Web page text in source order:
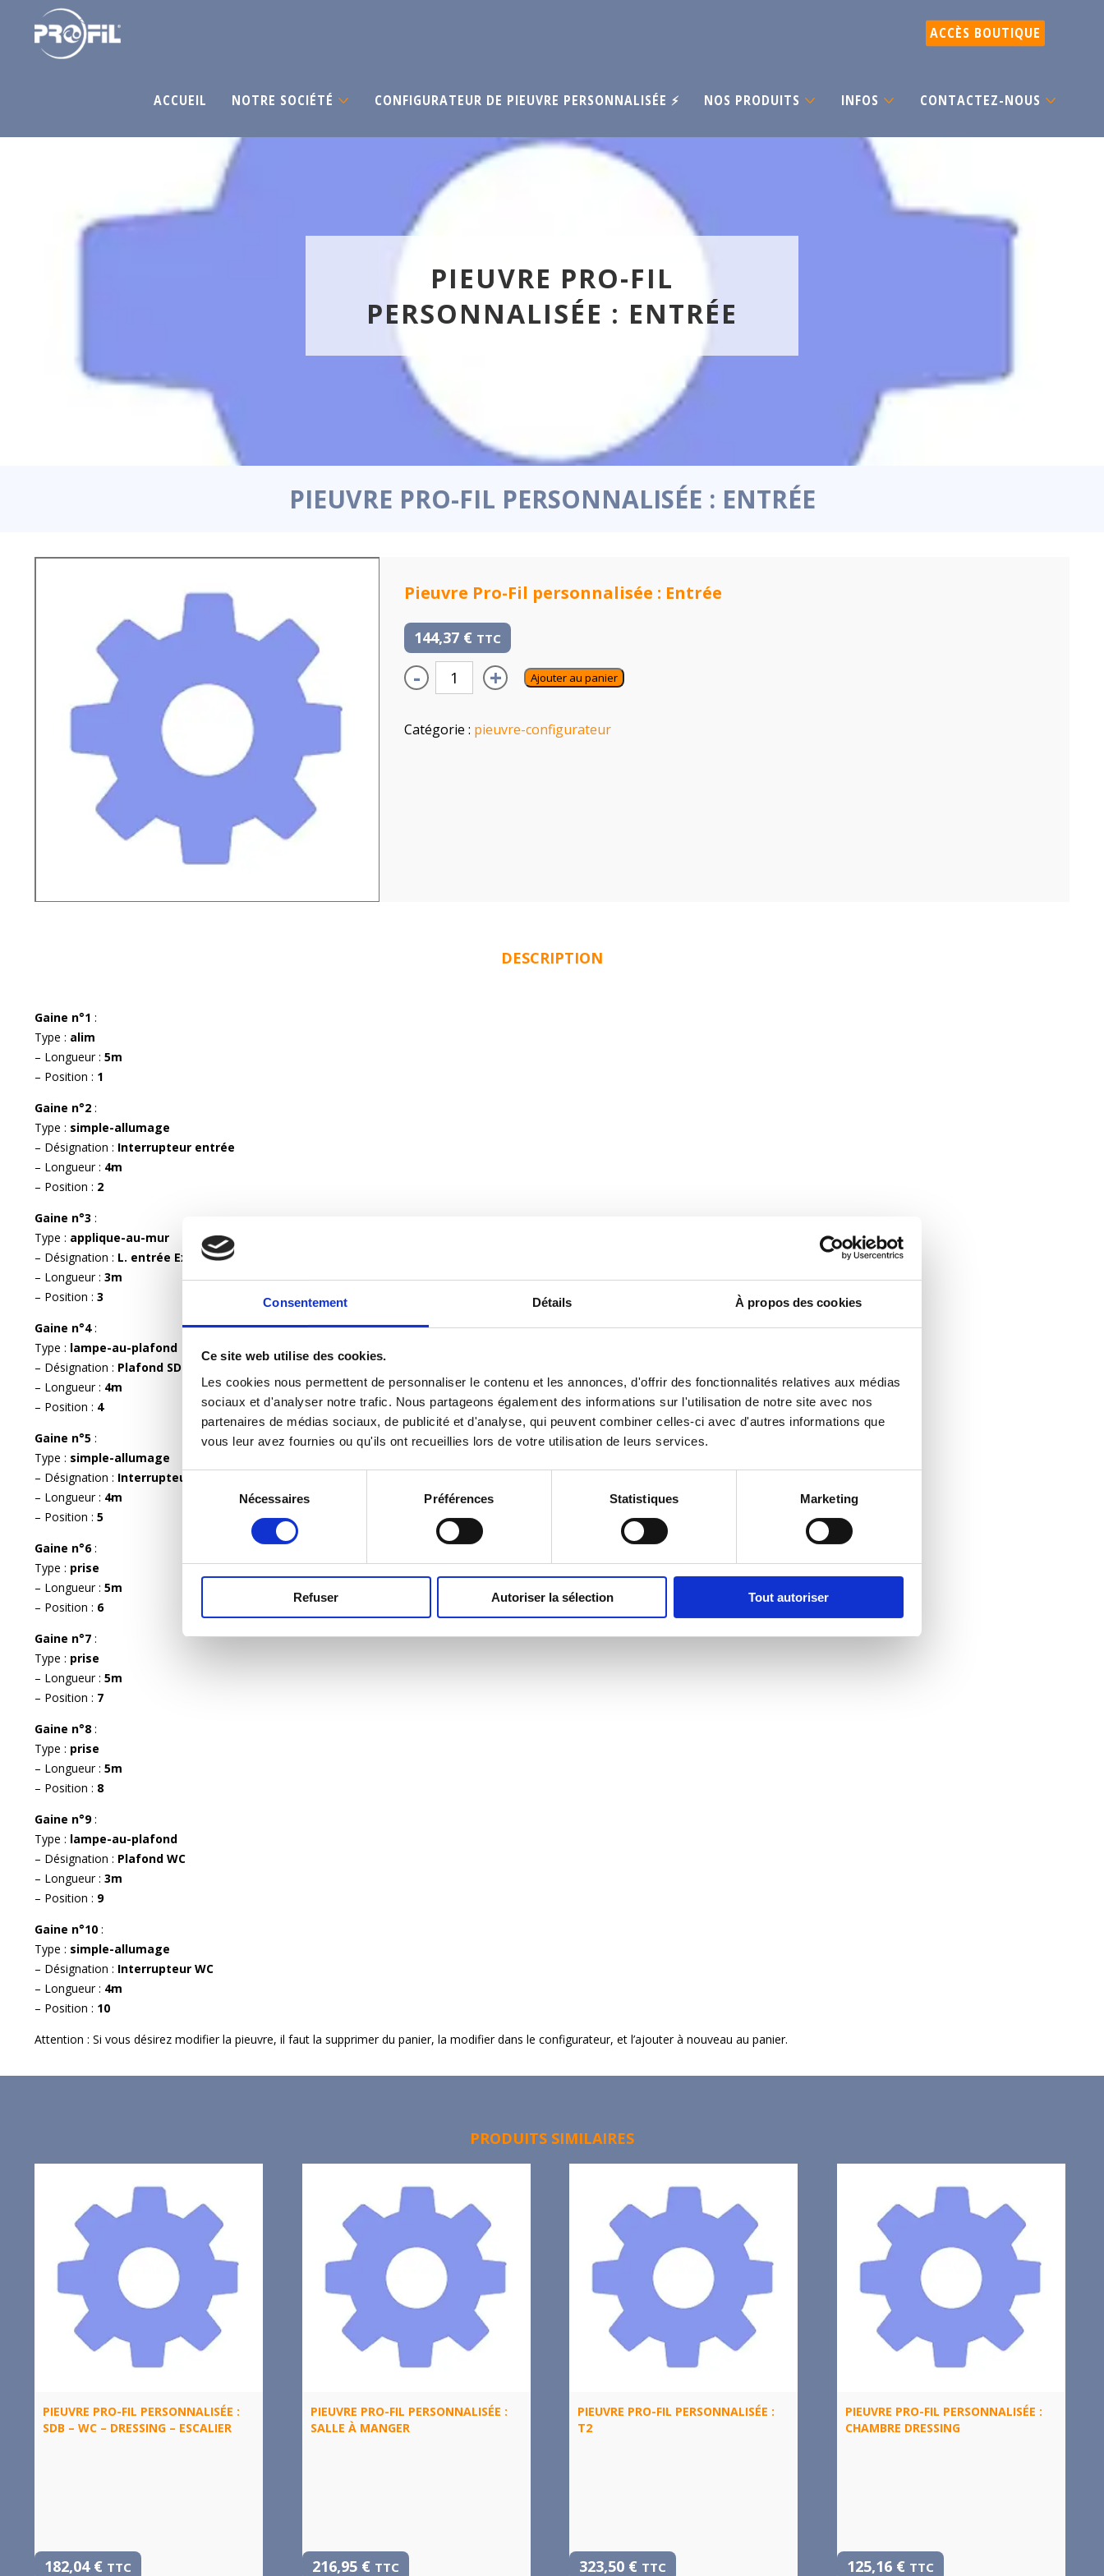
Consentement Détails À propos des cookies
Ce site web utilise des cookies.
Les cookies nous permettent de personnaliser le contenu et les annonces, d'offrir des fonctionnalités relatives aux médias
sociaux et d'analyser notre trafic. Nous partageons également des informations sur l'utilisation de notre site avec nos
partenaires de médias sociaux, de publicité et d'analyse, qui peuvent combiner celles-ci avec d'autres informations que
vous leur avez fournies ou qu'ils ont recueillies lors de votre utilisation de leurs services.
Sélection
consentement
Nécessaires Préférences Statistiques Marketing
Refuser Autoriser la sélection Tout autoriser
ACCÈS BOUTIQUE
ACCUEIL NOTRE SOCIÉTÉ CONFIGURATEUR DE PIEUVRE PERSONNALISÉE ⚡ NOS PRODUITS INFOS CONTACTEZ-NOUS
PIEUVRE PRO-FIL
PERSONNALISÉE : ENTRÉE
PIEUVRE PRO-FIL PERSONNALISÉE : ENTRÉE
Pieuvre Pro-Fil personnalisée : Entrée
144,37 € TTC
- + Ajouter au panier
Catégorie : pieuvre-configurateur
DESCRIPTION
Gaine n°1 :
Type : alim
– Longueur : 5m
– Position : 1
Gaine n°2 :
Type : simple-allumage
– Désignation : Interrupteur entrée
– Longueur : 4m
– Position : 2
Gaine n°3 :
Type : applique-au-mur
– Désignation : L. entrée Extérieur détecteur
– Longueur : 3m
– Position : 3
Gaine n°4:
Type : lampe-au-plafond
– Désignation : Plafond SDB
– Longueur : 4m
– Position : 4
Gaine n°5 :
Type : simple-allumage
– Désignation : Interrupteur SDB
– Longueur : 4m
– Position : 5
Gaine n°6:
Type : prise
– Longueur : 5m
– Position : 6
Gaine n°7 :
Type : prise
– Longueur : 5m
– Position : 7
Gaine n°8 :
Type : prise
– Longueur : 5m
– Position : 8
Gaine n°9:
Type : lampe-au-plafond
– Désignation : Plafond WC
– Longueur : 3m
– Position : 9
Gaine n°10 :
Type : simple-allumage
– Désignation : Interrupteur WC
– Longueur : 4m
– Position : 10
Attention : Si vous désirez modifier la pieuvre, il faut la supprimer du panier, la modifier dans le configurateur, et l’ajouter à nouveau au panier.
PRODUITS SIMILAIRES
PIEUVRE PRO-FIL PERSONNALISÉE :
SDB – WC – DRESSING – ESCALIER
182,04 € TTC
PIEUVRE PRO-FIL PERSONNALISÉE :
SALLE À MANGER
216,95 € TTC
PIEUVRE PRO-FIL PERSONNALISÉE :
T2
323,50 € TTC
PIEUVRE PRO-FIL PERSONNALISÉE :
CHAMBRE DRESSING
125,16 € TTC